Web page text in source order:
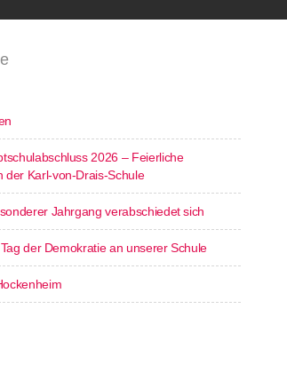
2026 – Feierliche
der Karl-von-Drais-Schule
Jahrgang verabschiedet sich
der Demokratie an unserer Schule